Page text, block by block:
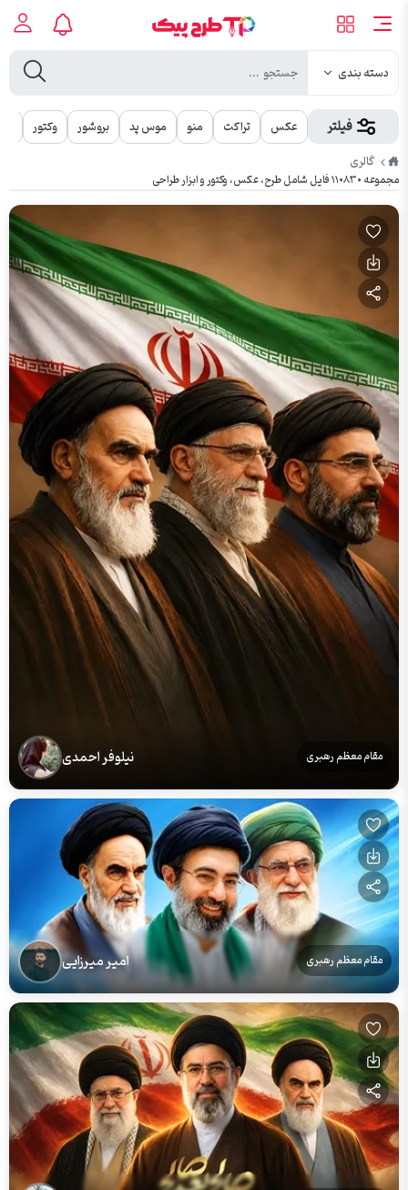
دسته بندی
فیلتر عکس تراکت منو موس پد بروشور وکتور
طرح
پیک
گالری
مجموعه ۱۱۰۸۳۰ فایل شامل طرح، عکس، وکتور و ابزار طراحی
مقام معظم رهبری نیلوفر احمدی
مقام معظم رهبری امیر میرزایی